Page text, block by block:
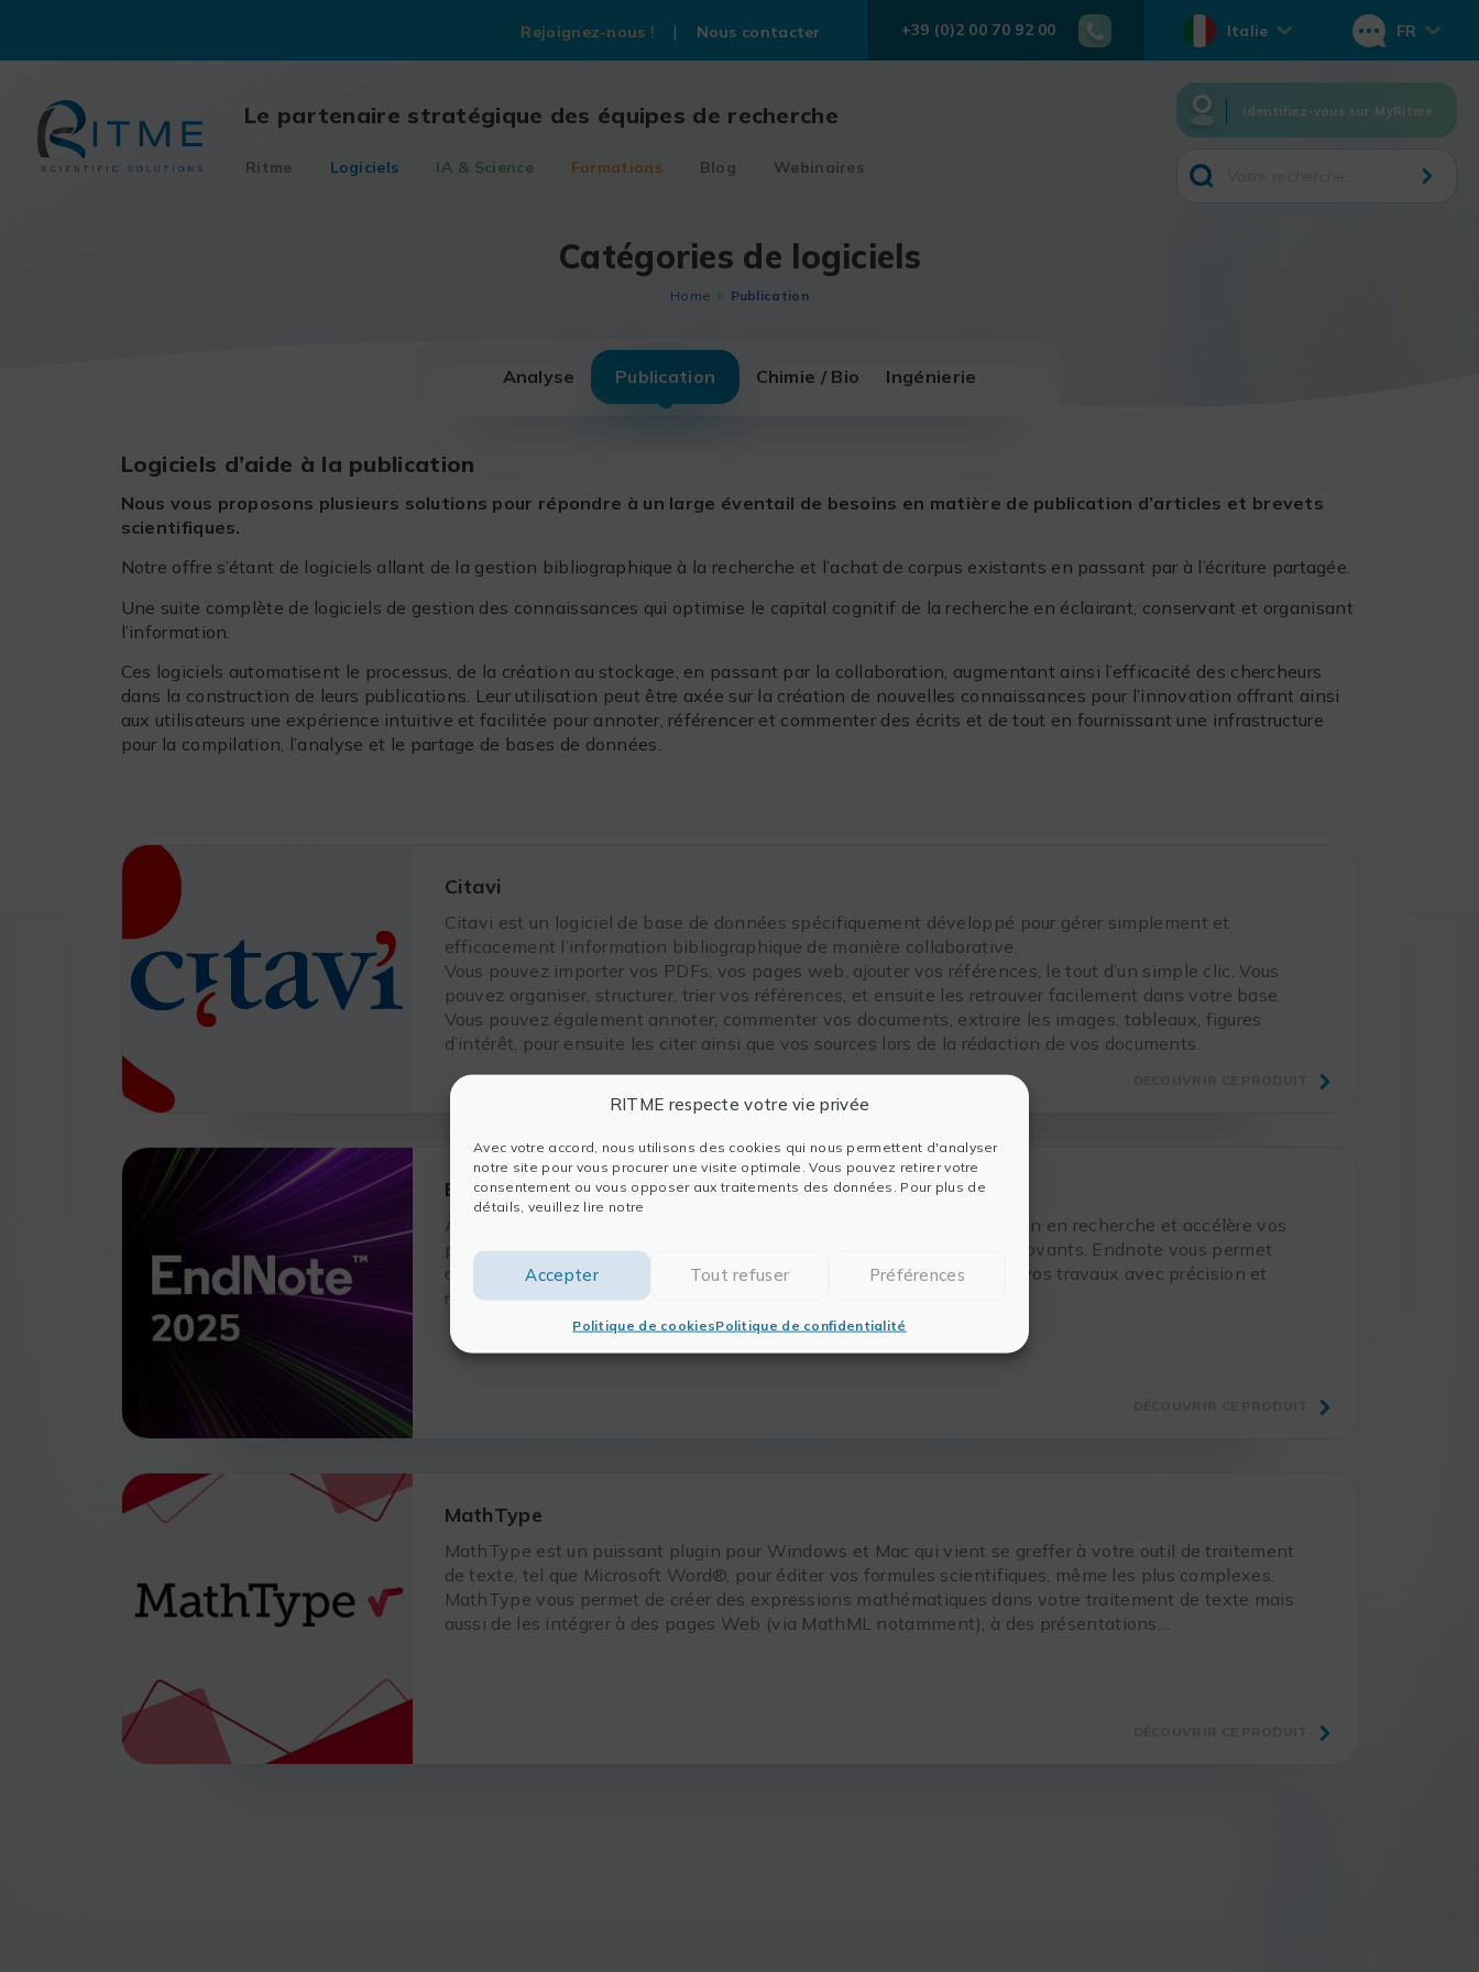
RITME respecte votre vie privée
Avec votre accord, nous utilisons des cookies qui nous permettent d'analyser
notre site pour vous procurer une visite optimale. Vous pouvez retirer votre
consentement ou vous opposer aux traitements des données. Pour plus de
détails, veuillez lire notre
Accepter Tout refuser Préférences
Politique de cookiesPolitique de confidentialité
content
Rejoignez-nous ! Nous contacter +39 (0)2 00 70 92 00 Italie FR
Le partenaire stratégique des équipes de recherche
Ritme Logiciels IA & Science Formations Blog Webinaires
Identifiez-vous sur MyRitme
Catégories de logiciels
Home Publication
Analyse Publication Chimie / Bio Ingénierie
Logiciels d’aide à la publication
Nous vous proposons plusieurs solutions pour répondre à un large éventail de besoins en matière de publication d’articles et brevets
scientifiques.
Notre offre s’étant de logiciels allant de la gestion bibliographique à la recherche et l’achat de corpus existants en passant par à l’écriture partagée.
Une suite complète de logiciels de gestion des connaissances qui optimise le capital cognitif de la recherche en éclairant, conservant et organisant
l’information.
Ces logiciels automatisent le processus, de la création au stockage, en passant par la collaboration, augmentant ainsi l’efficacité des chercheurs
dans la construction de leurs publications. Leur utilisation peut être axée sur la création de nouvelles connaissances pour l’innovation offrant ainsi
aux utilisateurs une expérience intuitive et facilitée pour annoter, référencer et commenter des écrits et de tout en fournissant une infrastructure
pour la compilation, l’analyse et le partage de bases de données.
Citavi
Citavi est un logiciel de base de données spécifiquement développé pour gérer simplement et
efficacement l’information bibliographique de manière collaborative.
Vous pouvez importer vos PDFs, vos pages web, ajouter vos références, le tout d’un simple clic. Vous
pouvez organiser, structurer, trier vos références, et ensuite les retrouver facilement dans votre base.
Vous pouvez également annoter, commenter vos documents, extraire les images, tableaux, figures
d’intérêt, pour ensuite les citer ainsi que vos sources lors de la rédaction de vos documents.
EndNote
À l’ère de l’intelligence artificielle, EndNote 25 simplifie la collaboration en recherche et accélère vos
projets. Intégrant des fonctionnalités puissantes et des outils d’IA innovants, Endnote vous permet
d’accélérer vos recherches, de simplifier votre rédaction et de publier vos travaux avec précision et
rapidité.
MathType
MathType est un puissant plugin pour Windows et Mac qui vient se greffer à votre outil de traitement
de texte, tel que Microsoft Word®, pour éditer vos formules scientifiques, même les plus complexes.
MathType vous permet de créer des expressions mathématiques dans votre traitement de texte mais
aussi de les intégrer à des pages Web (via MathML notamment), à des présentations…